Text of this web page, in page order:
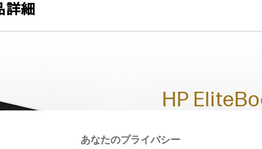
詳細
HP
あなたのプライバシー